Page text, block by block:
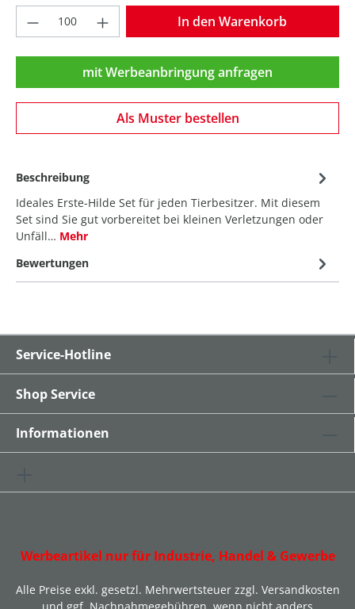
Produkt Anzahl: Gib den gewünschten
In den Warenkorb
mit Werbeanbringung anfragen
Als Muster bestellen
Beschreibung
Ideales Erste-Hilde Set für jeden Tierbesitzer. Mit diesem
Set sind Sie gut vorbereitet bei kleinen Verletzungen oder
Unfäll… Mehr
Bewertungen
Service-Hotline
Shop Service
Informationen
Werbeartikel nur für Industrie, Handel & Gewerbe
Alle Preise exkl. gesetzl. Mehrwertsteuer zzgl. Versandkosten
und ggf. Nachnahmegebühren, wenn nicht anders